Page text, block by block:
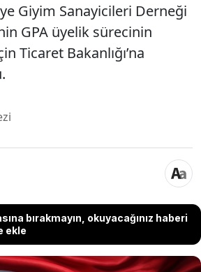
Giyim Sanayicileri Derneği
GPA üyelik sürecinin
Ticaret Bakanlığı’na
bırakmayın, okuyacağınız haberi
ekle